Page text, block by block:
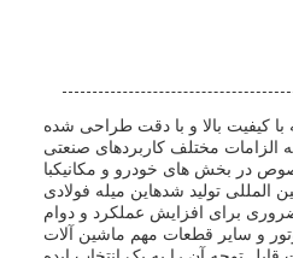
کیفیت بالا و با دقت طراحی شده
مختلف کاربردهای صنعتی
در بخش های خودرو و مکانیکبا
المللی تولید شدهاین میله فولادی
برای افزایش عملکرد و دوام
و سایر قطعات مهم ماشین آلات